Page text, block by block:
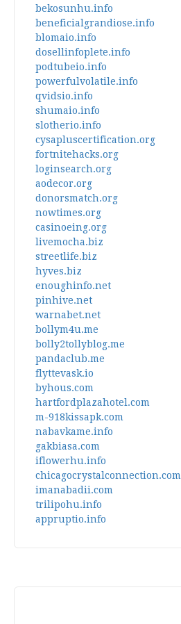
bekosunhu.info
beneficialgrandiose.info
blomaio.info
dosellinfoplete.info
podtubeio.info
powerfulvolatile.info
qvidsio.info
shumaio.info
slotherio.info
cysapluscertification.org
fortnitehacks.org
loginsearch.org
aodecor.org
donorsmatch.org
nowtimes.org
casinoeing.org
livemocha.biz
streetlife.biz
hyves.biz
enoughinfo.net
pinhive.net
warnabet.net
bollym4u.me
bolly2tollyblog.me
pandaclub.me
flyttevask.io
byhous.com
hartfordplazahotel.com
m-918kissapk.com
nabavkame.info
gakbiasa.com
iflowerhu.info
chicagocrystalconnection.com
imanabadii.com
trilipohu.info
appruptio.info